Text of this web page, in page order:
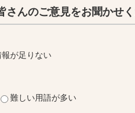
さんのご意見をお聞かせ
報が足りない
難しい用語が多い